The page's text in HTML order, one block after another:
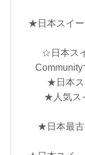
★日本スイー
☆日本ス
★日本ス
★人気ス
★日本最古